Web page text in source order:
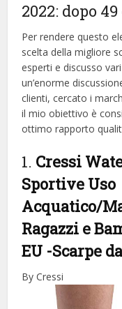
2022: dopo
Per rendere questo
scelta della migliore
esperti e discusso
un’enorme
clienti, cercato i
il mio obiettivo è
ottimo rapporto
1. Cressi
Sportive Uso
Acquatico/
Ragazzi e
EU -Scarpe
By Cressi